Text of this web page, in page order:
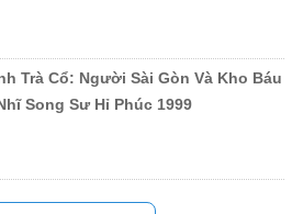
Trà Cổ: Người Sài Gòn Và Kho Báu
Song Sư Hỉ Phúc 1999